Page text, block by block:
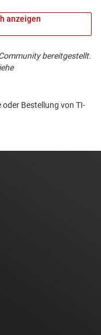
anzeigen
bereitgestellt.
oder Bestellung von TI-